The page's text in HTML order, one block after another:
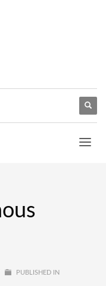
PUBLISHED IN